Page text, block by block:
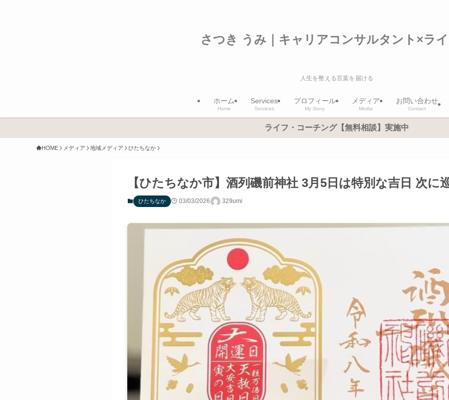
さつき うみ｜キャリアコンサルタント×ラ
人生を整える言葉を届ける
ホーム
Home
Services
Services
プロフィール
My Story
メディア
Media
お問い合わせ
Contact
ライフ・コーチング【無料相談】実施中
HOME メディア 地域メディア ひたちなか
【ひたちなか市】酒列磯前神社 3月5日は特別な吉日 次に
ひたちなか 03/03/2026 329umi